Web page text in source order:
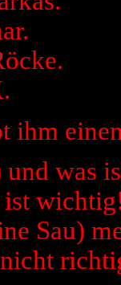
ihm
was
ist
Sau)